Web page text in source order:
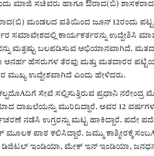
ಮಾಜಿ ಸಚಿವರು ಹಾಗೂ ಔರಾದ(ಬಿ) ಶಾಸಕರಾದ
ಮಂಡಲದ ವತಿಯಿಂದ ಜೂನ್ 12ರಂದು
ಸಮಾವೇಶದಲ್ಲಿ ಕಾರ್ಯಕರ್ತರನ್ನು ಉದ್ದೇಶಿಸಿ
ಮತ್ತಷ್ಟು ಬಲಪಡಿಸುವ ಅಭಿಯಾನವಾಗಿದೆ.
ಹೆಸರುಗಳ ತೆರವು ಮತ್ತು ಮತದಾರರ
ಮುಖ್ಯ ಉದ್ದೇಶವಾಗಿದೆ ಎಂದು ಹೇಳಿದರು.
ಸೇವೆ ಸಲ್ಲಿಸುತ್ತಿರುವ ಪ್ರಧಾನಿ
ದಾಖಲೆಯನ್ನು ಮುರಿದಿದ್ದಾರೆ. ಅವರ 12 ವರ್ಷಗಳ
ನಡೆಸಿ ಉಗ್ರರನ್ನು ಮಟ್ಟ ಹಾಕಿದ್ದಾರೆ. ಪದೇ ಪದೇ
ಮೂಲಕ ಪಾಠ ಕಲಿಸಿದ್ದಾರೆ. ಜಮ್ಮು ಕಾಶ್ಮೀರಕ್ಕೆ
ಡಿಜಿಟಲ್ ಇಂಡಿಯಾ, ಮೇಕ್ ಇನ್ ಇಂಡಿಯಾ,